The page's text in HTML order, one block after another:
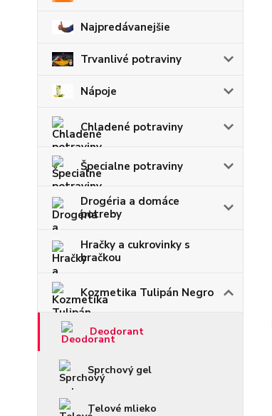
Najpredávanejšie
Trvanlivé potraviny
Nápoje
Chladené potraviny
Špecialne potraviny
Drogéria a domáce
potreby
Hračky a cukrovinky s
hračkou
Kozmetika Tulipán Negro
Deodorant
Sprchový gel
Telové mlieko